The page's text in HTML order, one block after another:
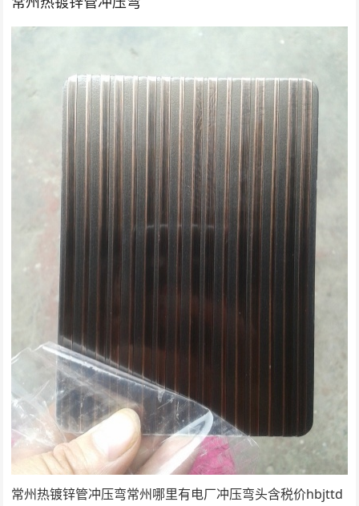
常州热镀锌管冲压弯常州哪里有电厂冲压弯头含税价hbjttd